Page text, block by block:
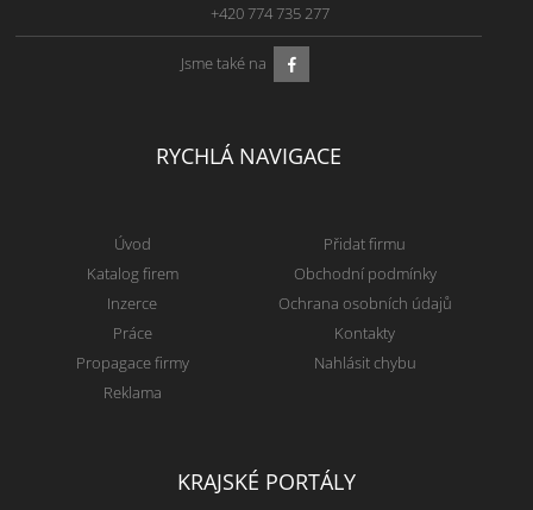
+420 774 735 277
Jsme také na
RYCHLÁ NAVIGACE
Úvod
Katalog firem
Inzerce
Práce
Propagace firmy
Reklama
Přidat firmu
Obchodní podmínky
Ochrana osobních údajů
Kontakty
Nahlásit chybu
KRAJSKÉ PORTÁLY